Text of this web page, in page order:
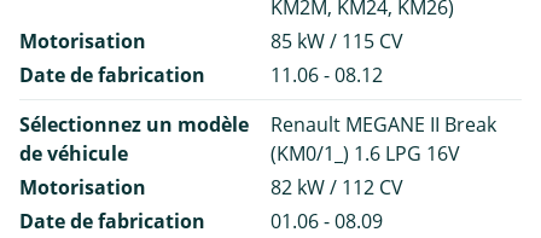
KM2M, KM24, KM26)
Motorisation
85 kW / 115 CV
Date de fabrication
11.06 - 08.12
Sélectionnez un modèle
de véhicule
Renault MEGANE II Break
(KM0/1_) 1.6 LPG 16V
Motorisation
82 kW / 112 CV
Date de fabrication
01.06 - 08.09